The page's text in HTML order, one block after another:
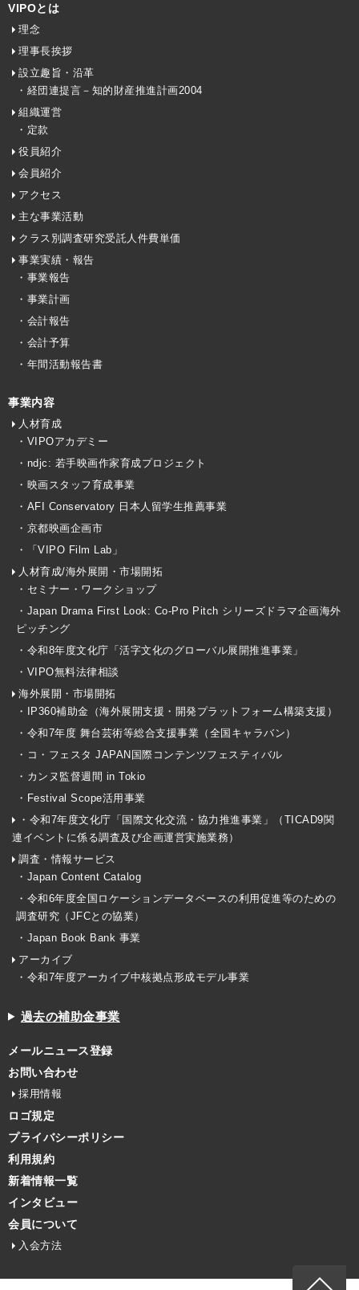
VIPOとは
理念
理事長挨拶
設立趣旨・沿革
・経団連提言－知的財産推進計画2004
組織運営
・定款
役員紹介
会員紹介
アクセス
主な事業活動
クラス別調査研究受託人件費単価
事業実績・報告
・事業報告
・事業計画
・会計報告
・会計予算
・年間活動報告書
事業内容
人材育成
・VIPOアカデミー
・ndjc: 若手映画作家育成プロジェクト
・映画スタッフ育成事業
・AFI Conservatory 日本人留学生推薦事業
・京都映画企画市
・「VIPO Film Lab」
人材育成/海外展開・市場開拓
・セミナー・ワークショップ
・Japan Drama First Look: Co-Pro Pitch シリーズドラマ企画海外
ピッチング
・令和8年度文化庁「活字文化のグローバル展開推進事業」
・VIPO無料法律相談
海外展開・市場開拓
・IP360補助金（海外展開支援・開発プラットフォーム構築支援）
・令和7年度 舞台芸術等総合支援事業（全国キャラバン）
・コ・フェスタ JAPAN国際コンテンツフェスティバル
・カンヌ監督週間 in Tokio
・Festival Scope活用事業
・令和7年度文化庁「国際文化交流・協力推進事業」（TICAD9関
連イベントに係る調査及び企画運営実施業務）
調査・情報サービス
・Japan Content Catalog
・令和6年度全国ロケーションデータベースの利用促進等のための
調査研究（JFCとの協業）
・Japan Book Bank 事業
アーカイブ
・令和7年度アーカイブ中核拠点形成モデル事業
過去の補助金事業
メールニュース登録
お問い合わせ
採用情報
ロゴ規定
プライバシーポリシー
利用規約
新着情報一覧
インタビュー
会員について
入会方法